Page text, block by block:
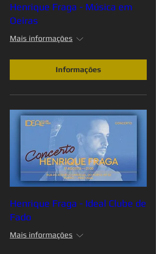
Henrique Fraga - Música em
Oeiras
Mais informações
Informações
Henrique Fraga - Ideal Clube de
Fado
Mais informações